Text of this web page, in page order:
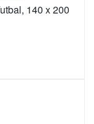
140 x 200